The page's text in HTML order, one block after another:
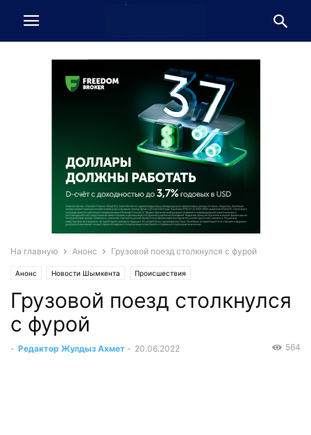
На главную Анонс Грузовой поезд столкнулся с фурой
Анонс Новости Шымкента Происшествия
Грузовой поезд столкнулся
с фурой
- Редактор Жулдыз Ахмет - 20.06.2022 564